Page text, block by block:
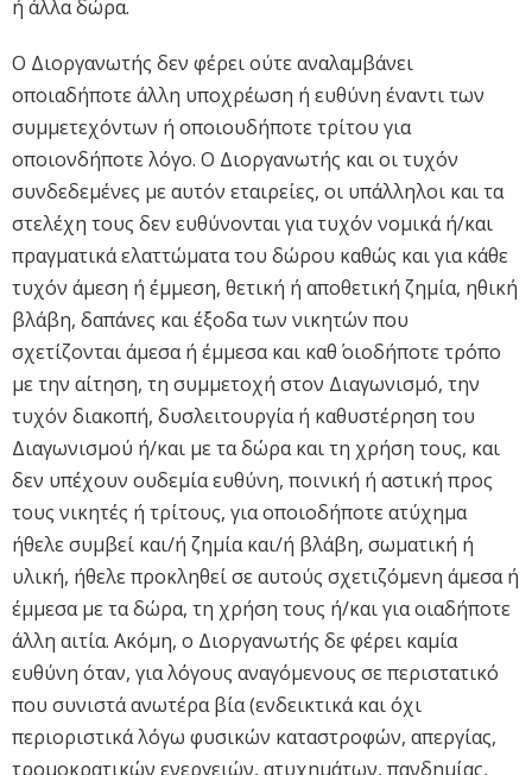
ή άλλα δώρα.
Ο Διοργανωτής δεν φέρει ούτε αναλαμβάνει
οποιαδήποτε άλλη υποχρέωση ή ευθύνη έναντι των
συμμετεχόντων ή οποιουδήποτε τρίτου για
οποιονδήποτε λόγο. Ο Διοργανωτής και οι τυχόν
συνδεδεμένες με αυτόν εταιρείες, οι υπάλληλοι και τα
στελέχη τους δεν ευθύνονται για τυχόν νομικά ή/και
πραγματικά ελαττώματα του δώρου καθώς και για κάθε
τυχόν άμεση ή έμμεση, θετική ή αποθετική ζημία, ηθική
βλάβη, δαπάνες και έξοδα των νικητών που
σχετίζονται άμεσα ή έμμεσα και καθ΄ οιοδήποτε τρόπο
με την αίτηση, τη συμμετοχή στον Διαγωνισμό, την
τυχόν διακοπή, δυσλειτουργία ή καθυστέρηση του
Διαγωνισμού ή/και με τα δώρα και τη χρήση τους, και
δεν υπέχουν ουδεμία ευθύνη, ποινική ή αστική προς
τους νικητές ή τρίτους, για οποιοδήποτε ατύχημα
ήθελε συμβεί και/ή ζημία και/ή βλάβη, σωματική ή
υλική, ήθελε προκληθεί σε αυτούς σχετιζόμενη άμεσα ή
έμμεσα με τα δώρα, τη χρήση τους ή/και για οιαδήποτε
άλλη αιτία. Ακόμη, ο Διοργανωτής δε φέρει καμία
ευθύνη όταν, για λόγους αναγόμενους σε περιστατικό
που συνιστά ανωτέρα βία (ενδεικτικά και όχι
περιοριστικά λόγω φυσικών καταστροφών, απεργίας,
τρομοκρατικών ενεργειών, ατυχημάτων, πανδημίας,